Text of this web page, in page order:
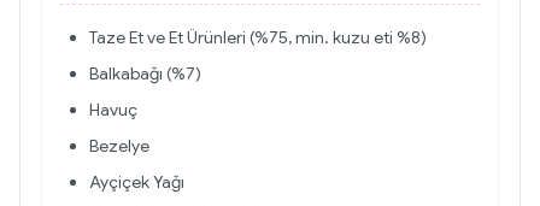
Taze Et ve Et Ürünleri (%75, min. kuzu eti %8)
Balkabağı (%7)
Havuç
Bezelye
Ayçiçek Yağı